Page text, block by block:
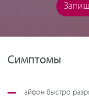
Симптомы
айфон быстро